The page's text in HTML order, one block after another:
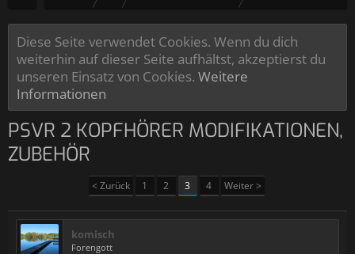
Diese Seite verwendet Cookies. Wenn du dich
weiterhin auf dieser Seite aufhältst, akzeptierst du
unseren Einsatz von Cookies. Weitere
Informationen
PSVR 2 KOPFHÖRER MODIFIKATIONEN,
ZUBEHÖR
< Zurück 1 2 3 4 Weiter >
komisch
Forengott